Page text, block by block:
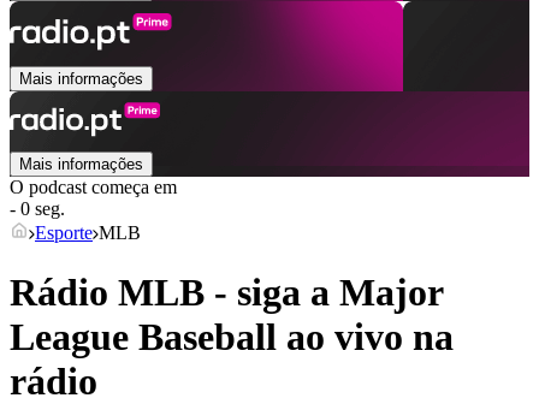
Mais informações
Mais informações
O podcast começa em
- 0 seg.
Esporte MLB
Rádio MLB - siga a Major
League Baseball ao vivo na
rádio